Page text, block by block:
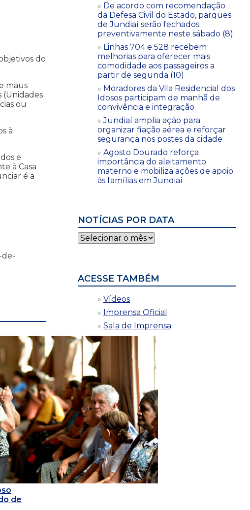
do
maus
(Unidades
ou
à
e
à Casa
é a
de-
de
De acordo com recomendação
da Defesa Civil do Estado, parques
de Jundiaí serão fechados
preventivamente neste sábado (8)
Linhas 704 e 528 recebem
melhorias para oferecer mais
comodidade aos passageiros a
partir de segunda (10)
Moradores da Vila Residencial dos
Idosos participam de manhã de
convivência e integração
Jundiaí amplia ação para
organizar fiação aérea e reforçar
segurança nos postes da cidade
Agosto Dourado reforça
importância do aleitamento
materno e mobiliza ações de apoio
às famílias em Jundiaí
NOTÍCIAS POR DATA
Notícias
por
ACESSE TAMBÉM
Vídeos
Imprensa Oficial
Sala de Imprensa